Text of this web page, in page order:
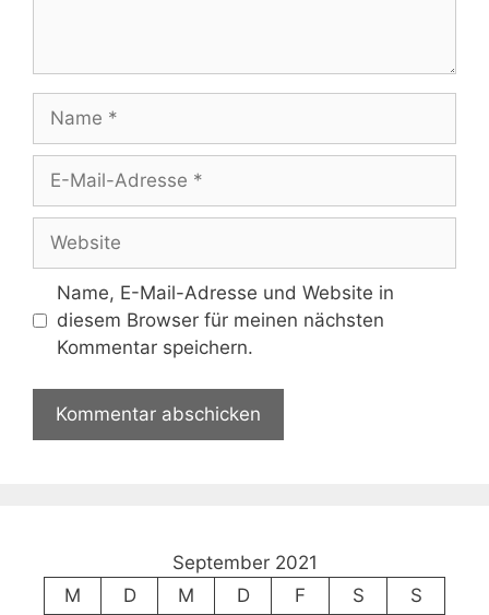
Mail-
Adresse
Name, E-Mail-Adresse und Website in
diesem Browser für meinen nächsten
Kommentar speichern.
September 2021
M
D M D F S
S